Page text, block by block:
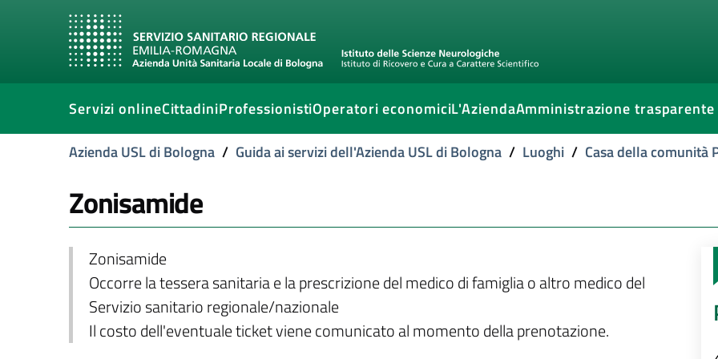
Servizi onlineCittadiniProfessionistiOperatori economiciL'AziendaAmministrazione trasparente
Azienda USL di Bologna / Guida ai servizi dell'Azienda USL di Bologna / Luoghi / Casa della comunità
Zonisamide
Zonisamide
Occorre la tessera sanitaria e la prescrizione del medico di famiglia o altro medico del
Servizio sanitario regionale/nazionale
Il costo dell'eventuale ticket viene comunicato al momento della prenotazione.